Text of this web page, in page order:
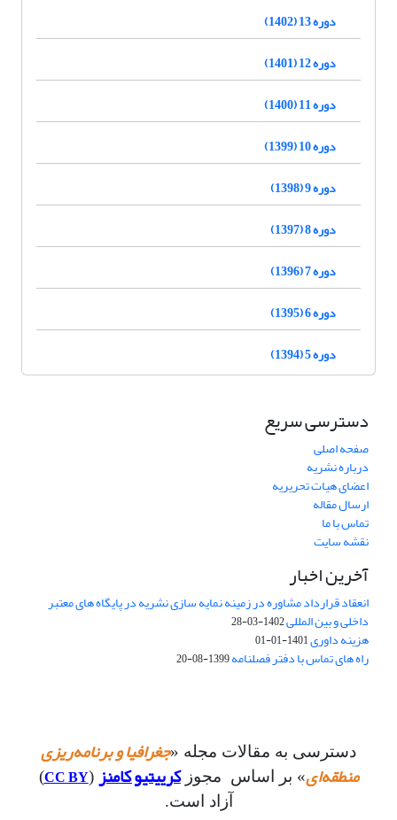
دوره 13 (1402)
دوره 12 (1401)
دوره 11 (1400)
دوره 10 (1399)
دوره 9 (1398)
دوره 8 (1397)
دوره 7 (1396)
دوره 6 (1395)
دوره 5 (1394)
دسترسی سریع
صفحه اصلی
درباره نشریه
اعضای هیات تحریریه
ارسال مقاله
تماس با ما
نقشه سایت
آخرین اخبار
انعقاد قرارداد مشاوره در زمینه نمایه سازی نشریه در پایگاه های معتبر
داخلی و بین المللی1402-03-28
هزینه داوری1401-01-01
راه های تماس با دفتر فصلنامه1399-08-20
دسترسی به مقالات مجله «جغرافیا و برنامه‌ریزی
منطقه‌ای» بر اساس مجوزکرییتیو کامنز (
CC BY
)
آزاد است.